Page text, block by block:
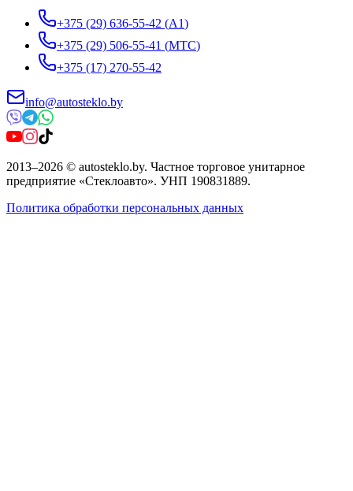
+375 (29) 636-55-42 (A1)
+375 (29) 506-55-41 (МТС)
+375 (17) 270-55-42
info@autosteklo.by
2013–2026 © autosteklo.by. Частное торговое унитарное
предприятие «Стеклоавто». УНП 190831889.
Политика обработки персональных данных